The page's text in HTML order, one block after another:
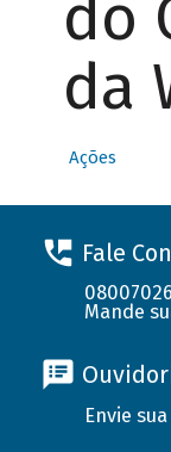
do
da
Ações
Fale
Mande
Envie